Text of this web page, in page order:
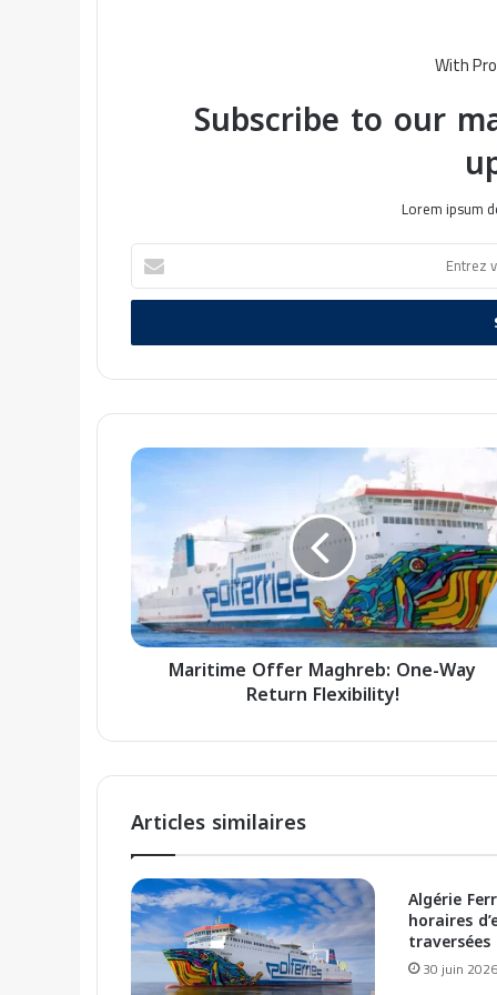
With
Subscribe to our
Lorem ipsum
E
t
e
o
r
a
r
s
s
e
i
M
a
r
t
m
e
O
r
g
h
r
e
b
:
O
Maritime Offer Maghreb: One-Way
Return Flexibility!
Articles similaires
Algérie
horaires
30 juin 2026